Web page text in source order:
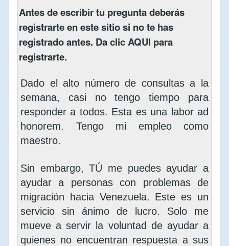
Antes de escribir tu pregunta deberás
registrarte en este sitio si no te has
registrado antes. Da clicAQUI para
registrarte.
Dado el alto número de consultas a la
semana, casi no tengo tiempo para
responder a todos. Esta es una labor ad
honorem. Tengo mi empleo como
maestro.
Sin embargo, TÚ me puedes ayudar a
ayudar a personas con problemas de
migración hacia Venezuela. Este es un
servicio sin ánimo de lucro. Solo me
mueve a servir la voluntad de ayudar a
quienes no encuentran respuesta a sus